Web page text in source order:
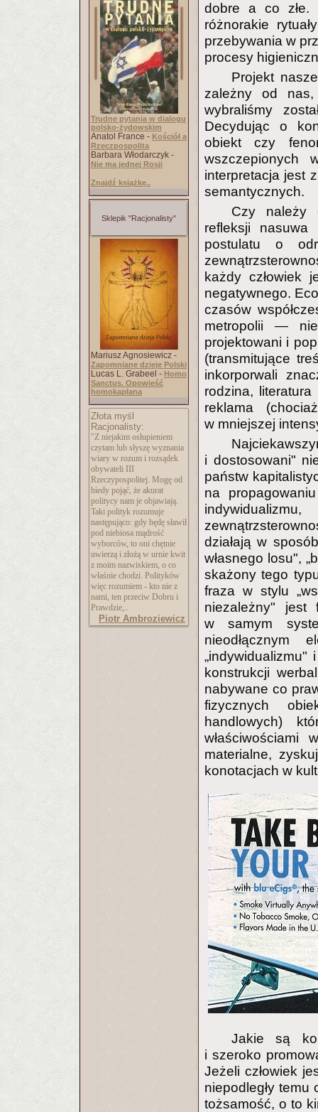
Trudne pytania w dialogu
polsko-żydowskim
Anatol France - Kościół a
Rzeczpospolita
Barbara Włodarczyk -
Nie ma jednej Rosji
Znajdź książkę..
Sklepik "Racjonalisty"
Mariusz Agnosiewicz -
Zapomniane dzieje Polski
Lucas L. Grabeel - Homo
Sanctus. Opowieść
homokapłana
Złota myśl
Racjonalisty:
"Z niejakim osłupieniem
czytam lub słyszę wyznania
wiary w rozum i rozsądek
obywateli III
Rzeczypospolitej. Mogę od
biedy pojąć, że akurat
politycy nam je objawiają.
Taki polityk rozumuje
następująco: gdy będę sławił
pod niebiosa mądrość
wyborców, to oni chętnie
uwierzą i złożą w urnie kwit
z moim nazwiskiem, o co
właśnie chodzi. Polityków
więc rozumiem - kto nie z
nami, ten przeciw Dobru i
Prawdzie,..
Piotr Ambroziewicz
dobre a co złe.
różnorakie
przebywania w
procesy
Projekt
zależny od
wybraliśmy
Decydując o
obiekt czy
wszczepionych
interpretacja jest
semantycznych.
Czy należy
refleksji
postulatu o
każdy człowiek
negatywnego.
czasów
metropolii —
projektowani i
(transmitujące
inkorporwali
rodzina,
reklama
w mniejszej
i dostosowani"
państw
na
działają w
własnego losu",
skażony tego
fraza w stylu
niezależny" jest
w samym
nieodłącznym
„indywidualizmu"
konstrukcji
nabywane co
fizycznych
handlowych)
właściwościami
materialne,
konotacjach w
Jakie są
i szeroko
Jeżeli człowiek
niepodległy temu
tożsamość, o to